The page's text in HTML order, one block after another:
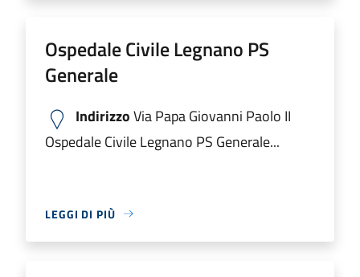
Ospedale Civile Legnano PS
Generale
IndirizzoVia Papa Giovanni Paolo II
Ospedale Civile Legnano PS Generale...
LEGGI DI PIÙ